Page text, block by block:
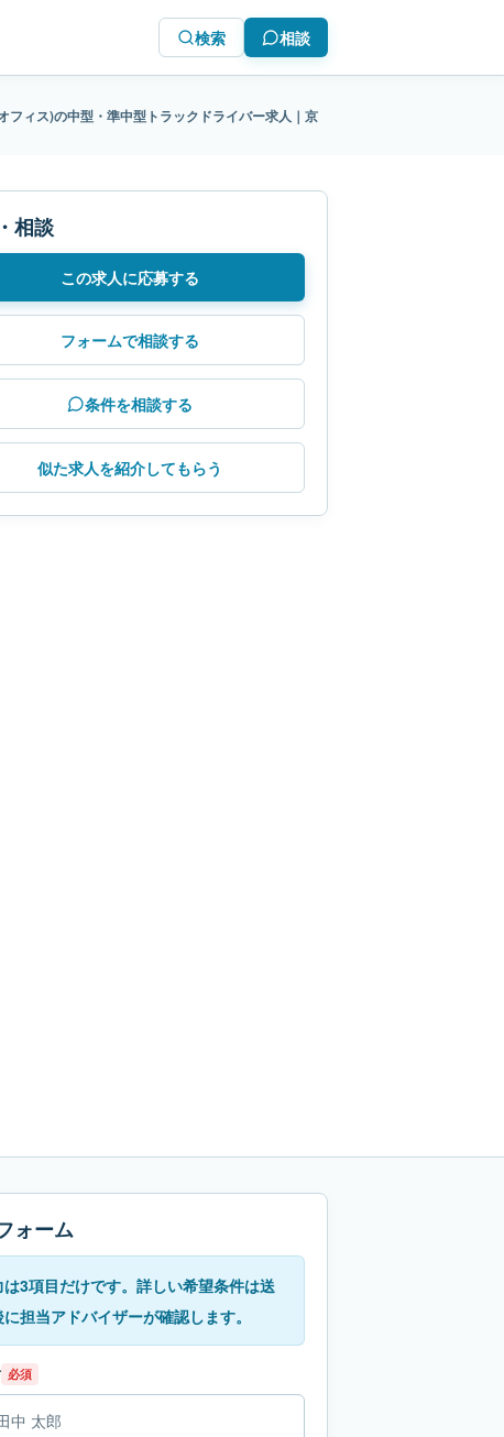
検索 相談
フィス)の中型・準中型トラックドライバー求人｜京
相談
この求人に応募する
フォームで相談する
条件を相談する
似た求人を紹介してもらう
ォーム
は3項目だけです。詳しい希望条件は送
担当アドバイザーが確認します。
必須